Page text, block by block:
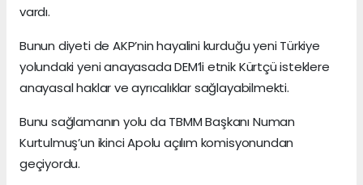
vardı.
Bunun diyeti de AKP’nin hayalini kurduğu yeni Türkiye
yolundaki yeni anayasada DEM’li etnik Kürtçü isteklere
anayasal haklar ve ayrıcalıklar sağlayabilmekti.
Bunu sağlamanın yolu da TBMM Başkanı Numan
Kurtulmuş’un ikinci Apolu açılım komisyonundan
geçiyordu.